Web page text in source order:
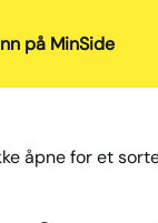
på MinSide
åpne for et